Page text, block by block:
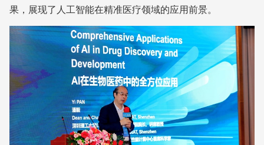
果，展现了人工智能在精准医疗领域的应用前景。